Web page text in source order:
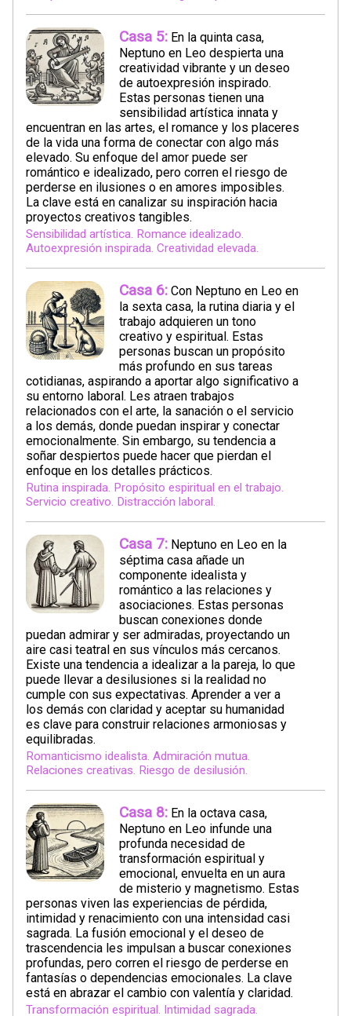
Casa 5: En la quinta casa,
Neptuno en Leo despierta una
creatividad vibrante y un deseo
de autoexpresión inspirado.
Estas personas tienen una
sensibilidad artística innata y
encuentran en las artes, el romance y los placeres
de la vida una forma de conectar con algo más
elevado. Su enfoque del amor puede ser
romántico e idealizado, pero corren el riesgo de
perderse en ilusiones o en amores imposibles.
La clave está en canalizar su inspiración hacia
proyectos creativos tangibles.
Sensibilidad artística. Romance idealizado.
Autoexpresión inspirada. Creatividad elevada.
Casa 6: Con Neptuno en Leo en
la sexta casa, la rutina diaria y el
trabajo adquieren un tono
creativo y espiritual. Estas
personas buscan un propósito
más profundo en sus tareas
cotidianas, aspirando a aportar algo significativo a
su entorno laboral. Les atraen trabajos
relacionados con el arte, la sanación o el servicio
a los demás, donde puedan inspirar y conectar
emocionalmente. Sin embargo, su tendencia a
soñar despiertos puede hacer que pierdan el
enfoque en los detalles prácticos.
Rutina inspirada. Propósito espiritual en el trabajo.
Servicio creativo. Distracción laboral.
Casa 7: Neptuno en Leo en la
séptima casa añade un
componente idealista y
romántico a las relaciones y
asociaciones. Estas personas
buscan conexiones donde
puedan admirar y ser admiradas, proyectando un
aire casi teatral en sus vínculos más cercanos.
Existe una tendencia a idealizar a la pareja, lo que
puede llevar a desilusiones si la realidad no
cumple con sus expectativas. Aprender a ver a
los demás con claridad y aceptar su humanidad
es clave para construir relaciones armoniosas y
equilibradas.
Romanticismo idealista. Admiración mutua.
Relaciones creativas. Riesgo de desilusión.
Casa 8: En la octava casa,
Neptuno en Leo infunde una
profunda necesidad de
transformación espiritual y
emocional, envuelta en un aura
de misterio y magnetismo. Estas
personas viven las experiencias de pérdida,
intimidad y renacimiento con una intensidad casi
sagrada. La fusión emocional y el deseo de
trascendencia les impulsan a buscar conexiones
profundas, pero corren el riesgo de perderse en
fantasías o dependencias emocionales. La clave
está en abrazar el cambio con valentía y claridad.
Transformación espiritual. Intimidad sagrada.